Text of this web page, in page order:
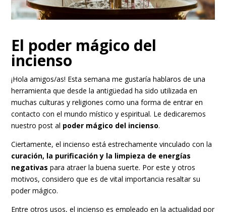
El poder mágico del
incienso
¡Hola amigos/as! Esta semana me gustaría hablaros de una
herramienta que desde la antigüedad ha sido utilizada en
muchas culturas y religiones como una forma de entrar en
contacto con el mundo místico y espiritual. Le dedicaremos
nuestro post al poder mágico del incienso.
Ciertamente, el incienso está estrechamente vinculado con la
curación, la purificación y la limpieza de energías
negativas para atraer la buena suerte. Por este y otros
motivos, considero que es de vital importancia resaltar su
poder mágico.
Entre otros usos, el incienso es empleado en la actualidad por